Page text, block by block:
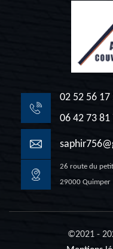
02 52 56 17
06 42 73 81
26 route du
29000 Quimper
©2021 -